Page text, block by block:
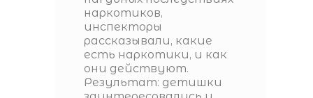
наркотиков,
инспекторы
рассказывали, какие
есть наркотики, и как
они действуют.
Результат: детишки